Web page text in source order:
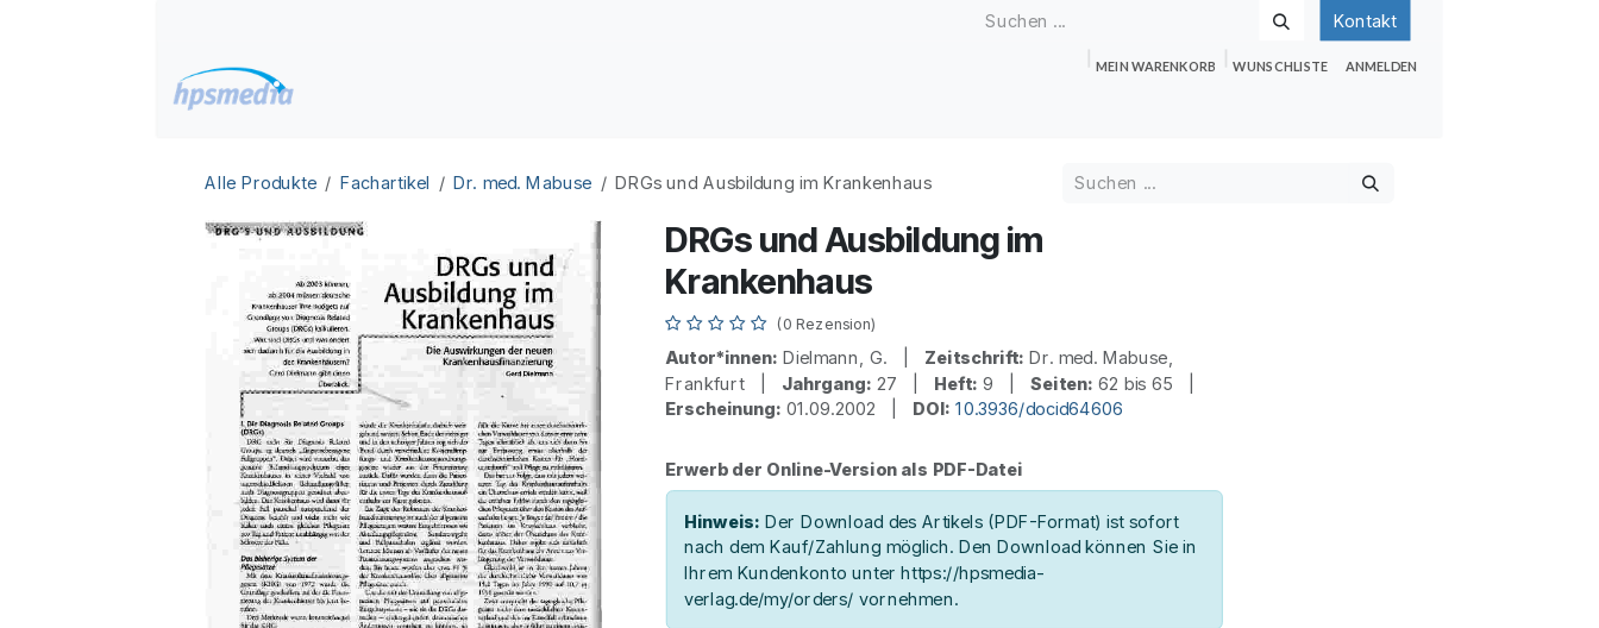
Kontakt
MEIN WARENKORB WUNSCHLISTE ANMELDEN
Alle Produkte Fachartikel Dr. med. Mabuse DRGs und Ausbildung im Krankenhaus
DRGs und Ausbildung im
Krankenhaus
(0 Rezension)
Autor*innen: Dielmann, G. | Zeitschrift: Dr. med. Mabuse,
Frankfurt | Jahrgang: 27 | Heft: 9 |Seiten: 62 bis 65 |
Erscheinung: 01.09.2002 | DOI: 10.3936/docid64606
Erwerb der Online-Version als PDF-Datei
Hinweis: Der Download des Artikels (PDF-Format) ist sofort
nach dem Kauf/Zahlung möglich. Den Download können Sie in
Ihrem Kundenkonto unter https://hpsmedia-
verlag.de/my/orders/ vornehmen.